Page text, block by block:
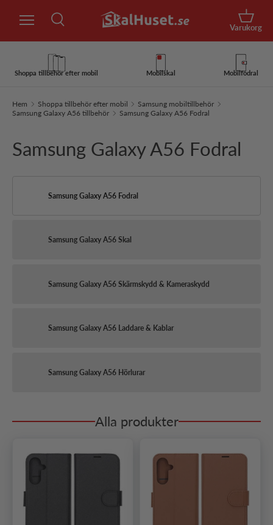
Hoppa till innehåll
Sök
Korg
Varukorg
Shoppa tillbehör efter mobil Mobilskal Mobilfodral
Hem Shoppa tillbehör efter mobil
Samsung mobiltillbehör
Samsung Galaxy A56 tillbehör
Samsung Galaxy A56 Fodral
Samsung Galaxy A56 Fodral
Samsung Galaxy A56 Fodral
Samsung Galaxy A56 Skal
Samsung Galaxy A56 Skärmskydd & Kameraskydd
Samsung Galaxy A56 Laddare & Kablar
Samsung Galaxy A56 Hörlurar
Alla produkter